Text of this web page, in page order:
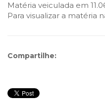
Matéria veiculada em
Para visualizar a matéria
Compartilhe: